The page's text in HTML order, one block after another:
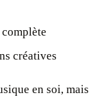
créatives
en soi, mais